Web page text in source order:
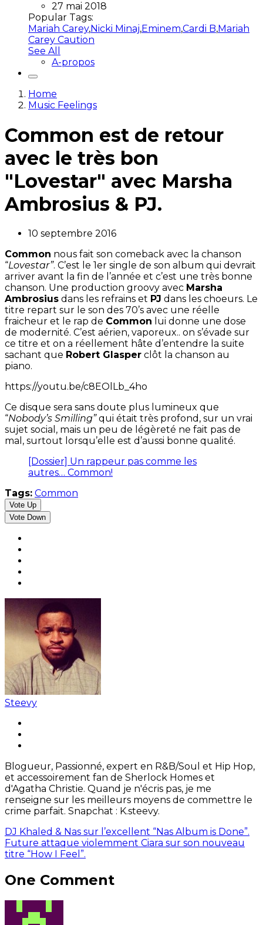
27 mai 2018
Popular Tags:
Mariah Carey,Nicki Minaj,Eminem,Cardi B,Mariah
Carey Caution
See All
A-propos
Home
Music Feelings
Common est de retour
avec le très bon
"Lovestar" avec Marsha
Ambrosius & PJ.
10 septembre 2016
Common nous fait son comeback avec la chanson
“Lovestar”. C’est le 1er single de son album qui devrait
arriver avant la fin de l’année et c’est une très bonne
chanson. Une production groovy avec Marsha
Ambrosius dans les refrains et PJ dans les choeurs. Le
titre repart sur le son des 70’s avec une réelle
fraicheur et le rap de Common lui donne une dose
de modernité. C’est aérien, vaporeux.. on s’évade sur
ce titre et on a réellement hâte d’entendre la suite
sachant que Robert Glasper clôt la chanson au
piano.
https://youtu.be/c8EOlLb_4ho
Ce disque sera sans doute plus lumineux que
“Nobody’s Smilling”qui était très profond, sur un vrai
sujet social, mais un peu de légèreté ne fait pas de
mal, surtout lorsqu’elle est d’aussi bonne qualité.
[Dossier] Un rappeur pas comme les
autres… Common!
Tags: Common
Vote Up
Vote Down
Steevy
Blogueur, Passionné, expert en R&B/Soul et Hip Hop,
et accessoirement fan de Sherlock Homes et
d'Agatha Christie. Quand je n'écris pas, je me
renseigne sur les meilleurs moyens de commettre le
crime parfait. Snapchat : K.steevy.
DJ Khaled & Nas sur l’excellent “Nas Album is Done”.
Future attaque violemment Ciara sur son nouveau
titre “How I Feel”.
One Comment